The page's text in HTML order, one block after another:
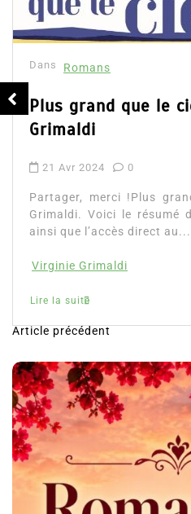
Dans Romans
Plus grand que le
Grimaldi
21 Avr 2024 0
Partager, merci !Plus
Grimaldi. Voici le résumé
ainsi que l’accès direct au...
Virginie Grimaldi
Lire la suite
N
a
v
i
g
a
t
Article précédent